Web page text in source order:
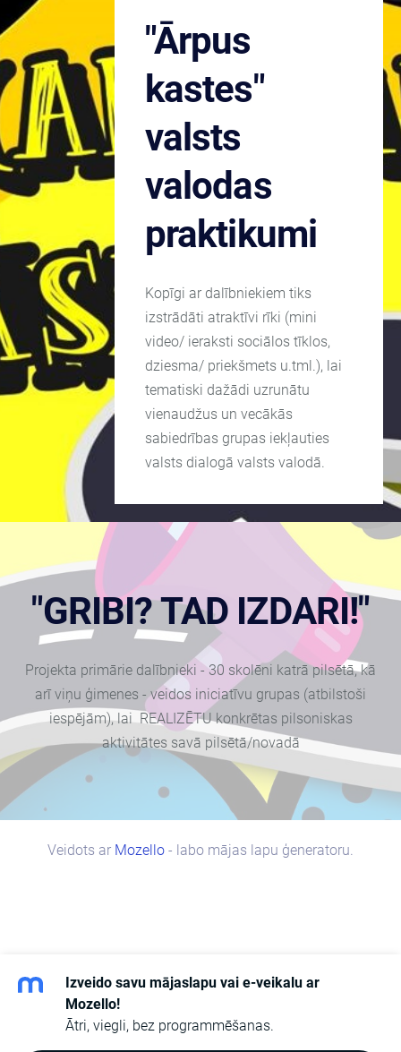
"Ārpus
kastes"
valsts
valodas
praktikumi
Kopīgi ar dalībniekiem tiks
izstrādāti atraktīvi rīki (mini
video/ ieraksti sociālos tīklos,
dziesma/ priekšmets u.tml.), lai
tematiski dažādi uzrunātu
vienaudžus un vecākās
sabiedrības grupas iekļauties
valsts dialogā valsts valodā.
"GRIBI? TAD IZDARI!"
Projekta primārie dalībnieki - 30 skolēni katrā pilsētā, kā
arī viņu ģimenes - veidos iniciatīvu grupas (atbilstoši
iespējām), lai REALIZĒTU konkrētas pilsoniskas
aktivitātes savā pilsētā/novadā
Veidots ar Mozello - labo mājas lapu ģeneratoru.
Izveido savu mājaslapu vai e-veikalu ar
Mozello!
Ātri, viegli, bez programmēšanas.